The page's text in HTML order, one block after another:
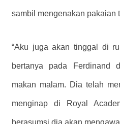
sambil mengenakan pakaian
“Aku juga akan tinggal di
bertanya pada Ferdinand
makan malam. Dia telah
menginap di Royal